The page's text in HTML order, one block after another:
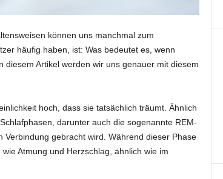
können uns manchmal zum
häufig haben, ist: Was bedeutet es, wenn
Artikel werden wir uns genauer mit diesem
hoch, dass sie tatsächlich träumt. Ähnlich
darunter auch die sogenannte REM-
gebracht wird. Während dieser Phase
Atmung und Herzschlag, ähnlich wie im